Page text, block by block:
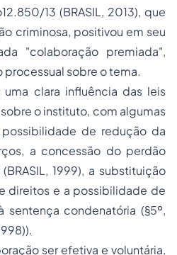
13 (BRASIL, 2013), que
criminosa, positivou em seu
"colaboração premiada",
sobre o tema.
clara influência das leis
o instituto, com algumas
de redução da
a concessão do perdão
1999), a substituição
direitos e a possibilidade de
sentença condenatória (§5º,
ser efetiva e voluntária,